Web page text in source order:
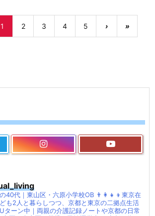
1 2 3 4 5 › »
40代｜東山区・六原小学校OB 👨‍👩‍👧‍👦東京在
も2人と暮らしつつ、京都と東京の二拠点生活
ターン中｜両親の介護記録ノートや京都の日常